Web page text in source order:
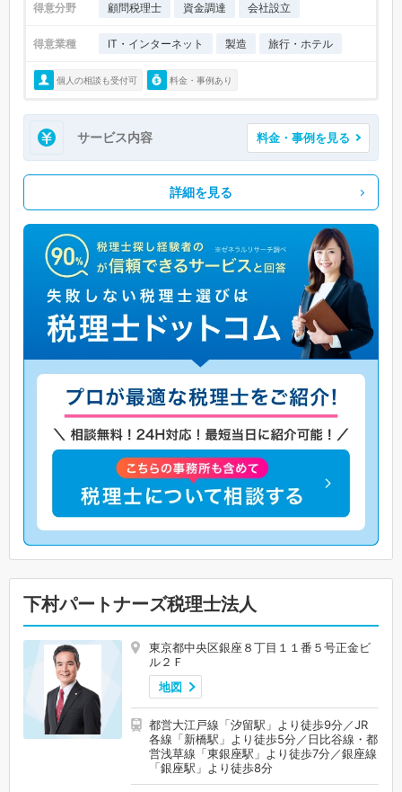
得意分野 顧問税理士 資金調達 会社設立
得意業種 IT・インターネット 製造 旅行・ホテル
個人の相談も受付可 料金・事例あり
サービス内容 料金・事例を見る
詳細を見る
下村パートナーズ税理士法人
東京都中央区銀座８丁目１１番５号正金ビ
ル２Ｆ
地図
都営大江戸線「汐留駅」より徒歩9分／JR
各線「新橋駅」より徒歩5分／日比谷線・都
営浅草線「東銀座駅」より徒歩7分／銀座線
「銀座駅」より徒歩8分